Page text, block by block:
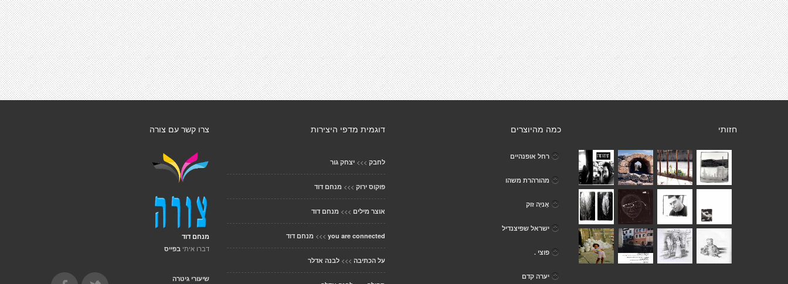
צרו קשר עם צורה
מנחם דוד
דברו איתי בפייס
שיעורי גיטרה
דוגמית מדפי היצירות
לחבק >>> יצחק גור
פוקוס ירוק >>> מנחם דוד
אוצר מילים >>> מנחם דוד
you are connected
>>> מנחם דוד
על הכתיבה >>> לבנה אדלר
כמה מהיוצרים
רחל אופנהיים
מהורהרת משהו
אֶניָה זוק
ישראל שפיצנדיל
פוצי .
יערה קדם
חזותי